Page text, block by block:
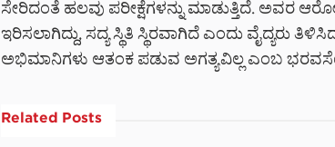
ಸೇರಿದಂತೆ ಹಲವು ಪರೀಕ್ಷೆಗಳನ್ನು ಮಾಡುತ್ತಿದೆ. ಅವರ
ಇರಿಸಲಾಗಿದ್ದು, ಸದ್ಯ ಸ್ಥಿತಿ ಸ್ಥಿರವಾಗಿದೆ ಎಂದು ವೈದ್ಯರು
ಅಭಿಮಾನಿಗಳು ಆತಂಕ ಪಡುವ ಅಗತ್ಯವಿಲ್ಲ ಎಂಬ
Related Posts